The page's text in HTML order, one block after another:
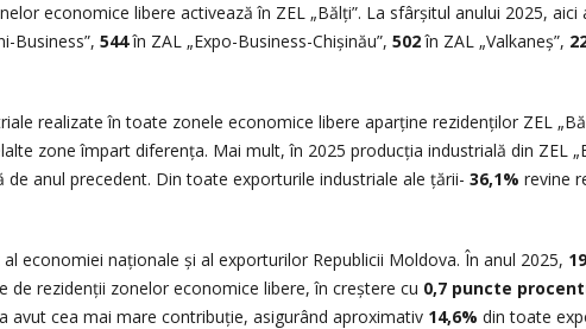
economice libere activează în ZEL „Bălți”. La sfârșitul anului 2025, aici
Business”, 544în ZAL „Expo-Business-Chișinău”, 502în ZAL „Valkaneș”,
realizate în toate zonele economice libere aparține rezidenților ZEL
zone împart diferența. Mai mult, în 2025 producția industrială din ZEL
de anul precedent. Din toate exporturile industriale ale țării- 36,1% revine
economiei naționale și al exporturilor Republicii Moldova. În anul 2025,
rezidenții zonelor economice libere, în creștere cu 0,7 puncte
avut cea mai mare contribuție, asigurând aproximativ 14,6% din toate